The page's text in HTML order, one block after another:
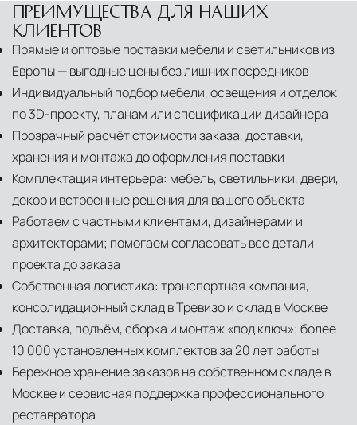
ПРЕИМУЩЕСТВА ДЛЯ НАШИХ
КЛИЕНТОВ
Прямые и оптовые поставки мебели и светильников из
Европы — выгодные цены без лишних посредников
Индивидуальный подбор мебели, освещения и отделок
по 3D-проекту, планам или спецификации дизайнера
Прозрачный расчёт стоимости заказа, доставки,
хранения и монтажа до оформления поставки
Комплектация интерьера: мебель, светильники, двери,
декор и встроенные решения для вашего объекта
Работаем с частными клиентами, дизайнерами и
архитекторами; помогаем согласовать все детали
проекта до заказа
Собственная логистика: транспортная компания,
консолидационный склад в Тревизо и склад в Москве
Доставка, подъём, сборка и монтаж «под ключ»; более
10 000 установленных комплектов за 20 лет работы
Бережное хранение заказов на собственном складе в
Москве и сервисная поддержка профессионального
реставратора